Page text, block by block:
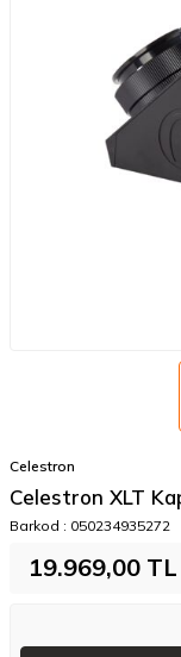
Celestron
Celestron XLT
Barkod : 050234935272
19.969,00 TL